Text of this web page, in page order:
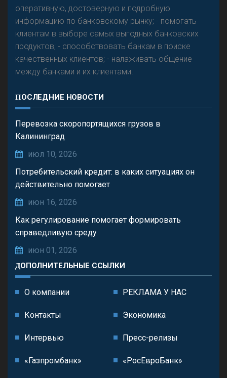
оперативную, достоверную и подробную
информацию по банковскому рынку; - помогать
клиентам в выборе самых выгодных банковских
продуктов; - способствовать банкам в поиске
качественных клиентов; - налаживать общение
между банками и их клиентами.
ПОСЛЕДНИЕ НОВОСТИ
Перевозка скоропортящихся грузов в
Калининград
июл 10, 2026
Потребительский кредит: в каких ситуациях он
действительно помогает
июн 16, 2026
Как регулирование помогает формировать
справедливую среду
июн 01, 2026
ДОПОЛНИТЕЛЬНЫЕ ССЫЛКИ
О компании РЕКЛАМА У НАС
Контакты Экономика
Интервью Пресс-релизы
«Газпромбанк» «РосЕвроБанк»